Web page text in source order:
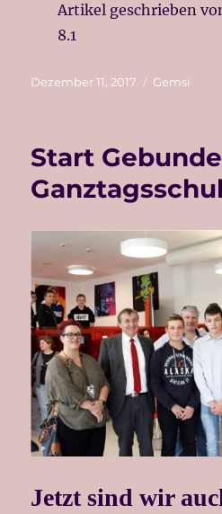
Artikel geschrieben
8.1
Veröffentlicht
Dezember 11, 2017 Kategorien
Gemsi
Start
Jetzt sind wir